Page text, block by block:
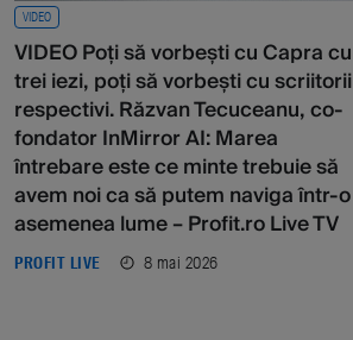
VIDEO
VIDEO Poți să vorbești cu Capra cu
trei iezi, poți să vorbești cu scriitorii
respectivi. Răzvan Tecuceanu, co-
fondator InMirror AI: Marea
întrebare este ce minte trebuie să
avem noi ca să putem naviga într-o
asemenea lume – Profit.ro Live TV
PROFIT LIVE 8 mai 2026